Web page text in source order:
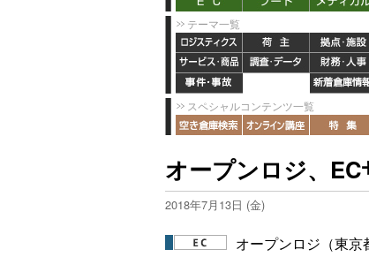
テーマ一覧
スペシャルコンテンツ一覧
オープンロジ、
2018年7月13日 (金)
オープンロジ（東京